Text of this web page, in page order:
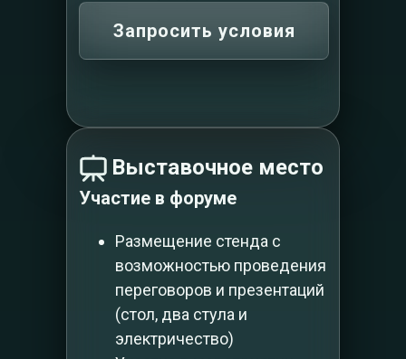
Запросить условия
Выставочное место
Участие в форуме
Размещение стенда с
возможностью проведения
переговоров и презентаций
(стол, два стула и
электричество)